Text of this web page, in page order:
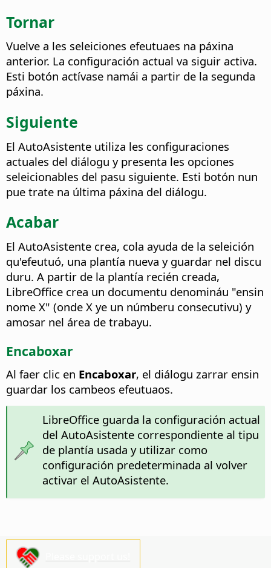
Tornar
Vuelve a les seleiciones efeutuaes na páxina
anterior. La configuración actual va siguir activa.
Esti botón actívase namái a partir de la segunda
páxina.
Siguiente
El AutoAsistente utiliza les configuraciones
actuales del diálogu y presenta les opciones
seleicionables del pasu siguiente. Esti botón nun
pue trate na última páxina del diálogu.
Acabar
El AutoAsistente crea, cola ayuda de la seleición
qu'efeutuó, una plantía nueva y guardar nel discu
duru. A partir de la plantía recién creada,
LibreOffice crea un documentu denomináu "ensin
nome X" (onde X ye un númberu consecutivu) y
amosar nel área de trabayu.
Encaboxar
Al faer clic en Encaboxar, el diálogu zarrar ensin
guardar los cambeos efeutuaos.
LibreOffice guarda la configuración actual
del AutoAsistente correspondiente al tipu
de plantía usada y utilizar como
configuración predeterminada al volver
activar el AutoAsistente.